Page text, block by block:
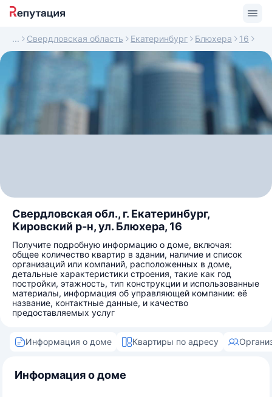
Свердловская область Екатеринбург Блюхера 16
Свердловская обл., г. Екатеринбург,
Кировский р-н, ул. Блюхера, 16
Получите подробную информацию о доме, включая:
общее количество квартир в здании, наличие и список
организаций или компаний, расположенных в доме,
детальные характеристики строения, такие как год
постройки, этажность, тип конструкции и использованные
материалы, информация об управляющей компании: её
название, контактные данные, и качество
предоставляемых услуг
Информация о доме Квартиры по адресу
Информация о доме